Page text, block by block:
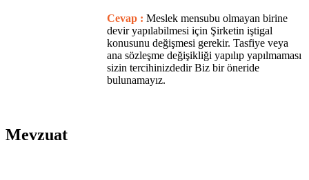
Cevap : Meslek mensubu olmayan birine
devir yapılabilmesi için Şirketin iştigal
konusunu değişmesi gerekir. Tasfiye veya
ana sözleşme değişikliği yapılıp yapılmaması
sizin tercihinizdedir Biz bir öneride
bulunamayız.
Mevzuat